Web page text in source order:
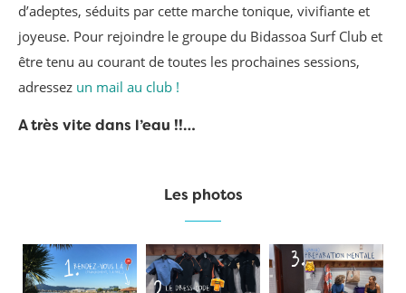
d’adeptes, séduits par cette marche tonique, vivifiante et
joyeuse. Pour rejoindre le groupe du Bidassoa Surf Club et
être tenu au courant de toutes les prochaines sessions,
adressez un mail au club !
A très vite dans l’eau !!…
Les photos